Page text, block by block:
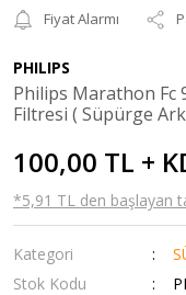
Fiyat Alarmı
PHILIPS
Philips Marathon Fc
Filtresi ( Süpürge
100,00 TL +
*5,91 TL den başlayan
Kategori
Stok Kodu